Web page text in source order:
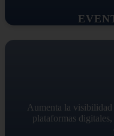
Aumenta la visibilidad
plataformas